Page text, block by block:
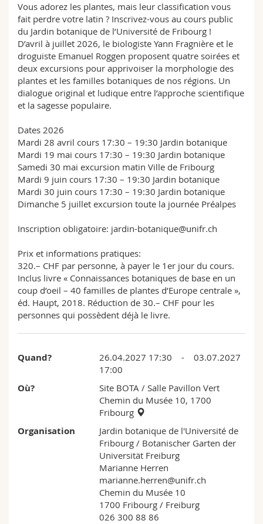
Vous adorez les plantes, mais leur classification vous
fait perdre votre latin ? Inscrivez-vous au cours public
du Jardin botanique de l’Université de Fribourg !
D’avril à juillet 2026, le biologiste Yann Fragnière et le
droguiste Emanuel Roggen proposent quatre soirées et
deux excursions pour apprivoiser la morphologie des
plantes et les familles botaniques de nos régions. Un
dialogue original et ludique entre l’approche scientifique
et la sagesse populaire.
Dates 2026
Mardi 28 avril cours 17:30 – 19:30 Jardin botanique
Mardi 19 mai cours 17:30 – 19:30 Jardin botanique
Samedi 30 mai excursion matin Ville de Fribourg
Mardi 9 juin cours 17:30 – 19:30 Jardin botanique
Mardi 30 juin cours 17:30 – 19:30 Jardin botanique
Dimanche 5 juillet excursion toute la journée Préalpes
Inscription obligatoire: jardin-botanique@unifr.ch
Prix et informations pratiques:
320.– CHF par personne, à payer le 1er jour du cours.
Inclus livre « Connaissances botaniques de base en un
coup d’oeil – 40 familles de plantes d’Europe centrale »,
éd. Haupt, 2018. Réduction de 30.– CHF pour les
personnes qui possèdent déjà le livre.
Quand?
26.04.2027 17:30 - 03.07.2027
17:00
Où?
Site BOTA / Salle Pavillon Vert
Chemin du Musée 10, 1700
Fribourg
Organisation
Jardin botanique de l'Université de
Fribourg / Botanischer Garten der
Universität Freiburg
Marianne Herren
marianne.herren@unifr.ch
Chemin du Musée 10
1700 Fribourg / Freiburg
026 300 88 86